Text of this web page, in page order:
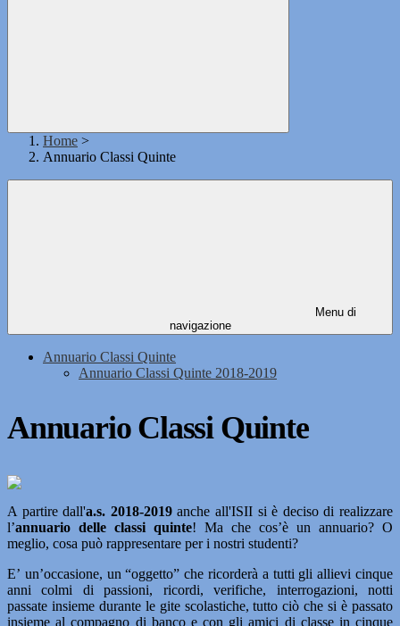
Home >
Annuario Classi Quinte
Menu di
navigazione
Annuario Classi Quinte
Annuario Classi Quinte 2018-2019
Annuario Classi Quinte
A partire dall'a.s. 2018-2019anche all'ISII si è deciso di realizzare
l’annuario delle classi quinte! Ma che cos’è un annuario? O
meglio, cosa può rappresentare per i nostri studenti?
E’ un’occasione, un “oggetto” che ricorderà a tutti gli allievi cinque
anni colmi di passioni, ricordi, verifiche, interrogazioni, notti
passate insieme durante le gite scolastiche, tutto ciò che si è passato
insieme al compagno di banco e con gli amici di classe in cinque